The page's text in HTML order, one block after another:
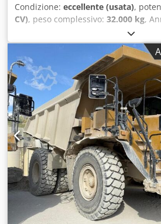
Condizione: eccellente (usata),
CV), peso complessivo: 32.000 kg,
26.259 h
Anno di costruzione: 2007 Ore di
chiusa Radio Aria condizionata
Riscaldamento cassone Stato
Impianto di lubrificazione
Hok Misura pneumatici: 18.00R33:
Motore da 371 kW CE / EPA Peso